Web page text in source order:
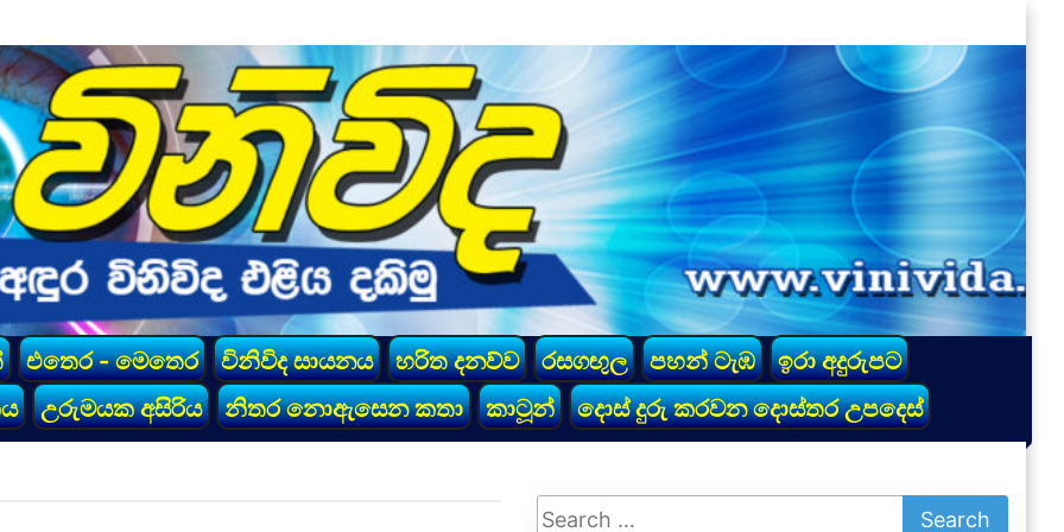
එතෙර - මෙතෙර විනිවිද සායනය හරිත දනව්ව රසගඟුල පහන් ටැඹ
ඉරා අදුරුපට
උරුමයක අසිරිය නිතර නොඇසෙන කතා කාටූන් දොස් දුරු කරවන දොස්තර උපදෙස්